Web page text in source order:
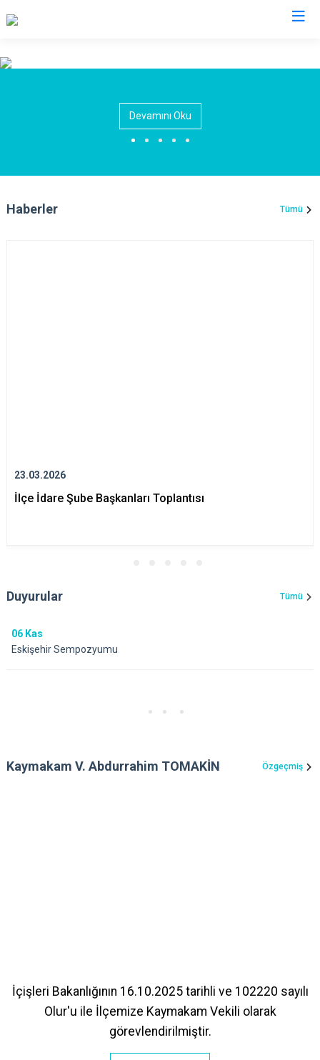
Günyüzü
Han
Mihalgazi
Seyitgazi
Devamını Oku
Haberler Tümü
23.03.2026
İlçe İdare Şube Başkanları Toplantısı
Duyurular Tümü
06 Kas
Eskişehir Sempozyumu
Kaymakam V. Abdurrahim TOMAKİN Özgeçmiş
İçişleri Bakanlığının 16.10.2025 tarihli ve 102220 sayılı
Olur'u ile İlçemize Kaymakam Vekili olarak
görevlendirilmiştir.